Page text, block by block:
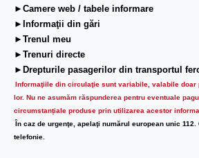
►Camere web / tabele informare
►Informaţii din gări
►Trenul meu
►Trenuri directe
►Drepturile pasagerilor din transportul
Informaţiile din circulaţie sunt variabile, valabile
lor. Nu ne asumăm răspunderea pentru eventuale
circumstanțiale produse prin utilizarea acestor
În caz de urgenţe, apelaţi numărul european unic
telefonie.